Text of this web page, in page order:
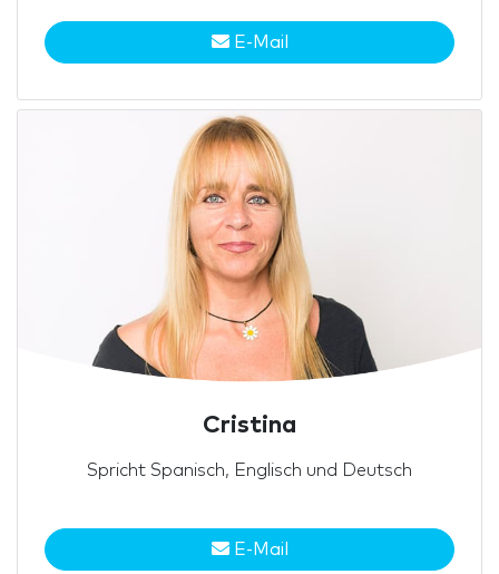
E-Mail
Cristina
Spricht Spanisch, Englisch und Deutsch
E-Mail